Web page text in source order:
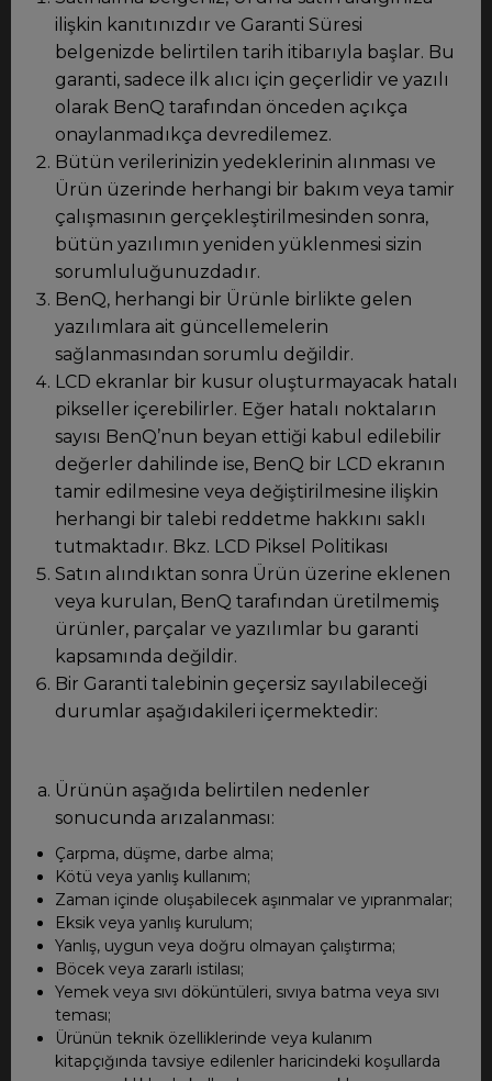
ilişkin kanıtınızdır ve Garanti Süresi
belgenizde belirtilen tarih itibarıyla başlar. Bu
garanti, sadece ilk alıcı için geçerlidir ve yazılı
olarak BenQ tarafından önceden açıkça
onaylanmadıkça devredilemez.
Bütün verilerinizin yedeklerinin alınması ve
Ürün üzerinde herhangi bir bakım veya tamir
çalışmasının gerçekleştirilmesinden sonra,
bütün yazılımın yeniden yüklenmesi sizin
sorumluluğunuzdadır.
BenQ, herhangi bir Ürünle birlikte gelen
yazılımlara ait güncellemelerin
sağlanmasından sorumlu değildir.
LCD ekranlar bir kusur oluşturmayacak hatalı
pikseller içerebilirler. Eğer hatalı noktaların
sayısı BenQ’nun beyan ettiği kabul edilebilir
değerler dahilinde ise, BenQ bir LCD ekranın
tamir edilmesine veya değiştirilmesine ilişkin
herhangi bir talebi reddetme hakkını saklı
tutmaktadır. Bkz. LCD Piksel Politikası
Satın alındıktan sonra Ürün üzerine eklenen
veya kurulan, BenQ tarafından üretilmemiş
ürünler, parçalar ve yazılımlar bu garanti
kapsamında değildir.
Bir Garanti talebinin geçersiz sayılabileceği
durumlar aşağıdakileri içermektedir:
Ürünün aşağıda belirtilen nedenler
sonucunda arızalanması:
Çarpma, düşme, darbe alma;
Kötü veya yanlış kullanım;
Zaman içinde oluşabilecek aşınmalar ve yıpranmalar;
Eksik veya yanlış kurulum;
Yanlış, uygun veya doğru olmayan çalıştırma;
Böcek veya zararlı istilası;
Yemek veya sıvı döküntüleri, sıvıya batma veya sıvı
teması;
Ürünün teknik özelliklerinde veya kulanım
kitapçığında tavsiye edilenler haricindeki koşullarda